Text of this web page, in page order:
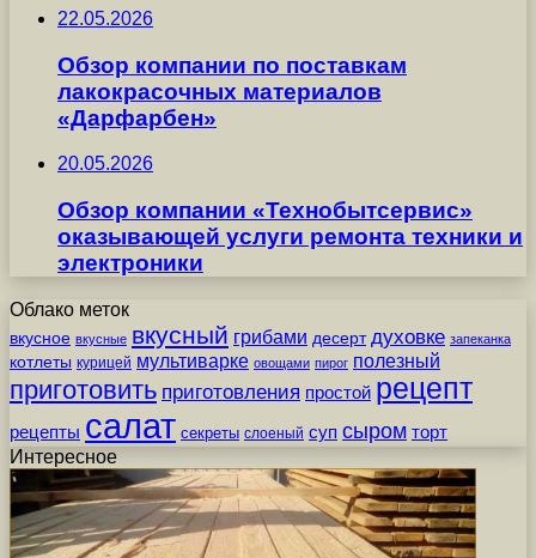
22.05.2026
Обзор компании по поставкам
лакокрасочных материалов
«Дарфарбен»
20.05.2026
Обзор компании «Технобытсервис»
оказывающей услуги ремонта техники и
электроники
Облако меток
вкусное вкусные вкусный грибами десерт духовке запеканка
котлеты курицей мультиварке овощами пирог полезный
приготовить приготовления простой рецепт
рецепты салат секреты слоеный суп сыром торт
Интересное